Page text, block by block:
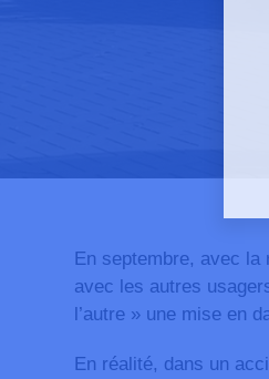
En septembre, avec
avec les autres
l’autre » une mise en
En réalité, dans un